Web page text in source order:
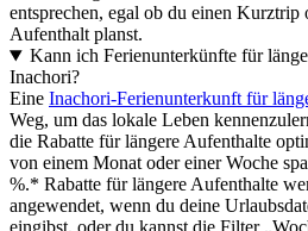
entsprechen, egal ob du einen Kurztrip
Aufenthalt planst.
Kann ich Ferienunterkünfte für
Inachori?
Eine Inachori-Ferienunterkunft für
Weg, um das lokale Leben
die Rabatte für längere Aufenthalte
von einem Monat oder einer Woche
%.* Rabatte für längere Aufenthalte
angewendet, wenn du deine